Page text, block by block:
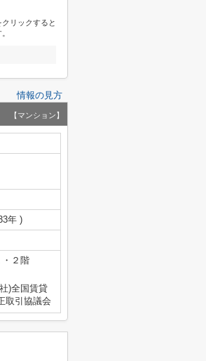
リックすると
情報の見方
【マンション】
年 )
２階
)全国賃貸
取引協議会